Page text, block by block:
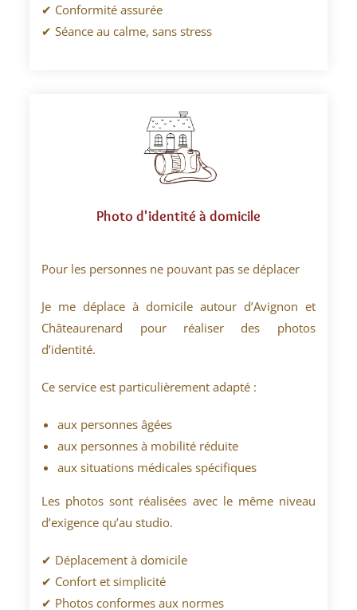
✔ Conformité assurée
✔ Séance au calme, sans stress
Photo d'identité à domicile
Pour les personnes ne pouvant pas se déplacer
Je me déplace à domicile autour d’Avignon et
Châteaurenard pour réaliser des photos
d’identité.
Ce service est particulièrement adapté :
aux personnes âgées
aux personnes à mobilité réduite
aux situations médicales spécifiques
Les photos sont réalisées avec le même niveau
d’exigence qu’au studio.
✔ Déplacement à domicile
✔ Confort et simplicité
✔ Photos conformes aux normes